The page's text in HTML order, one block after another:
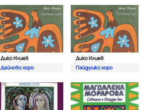
Дико Илиев
Дайчово хоро
Дико Илиев
Пайдушко хоро